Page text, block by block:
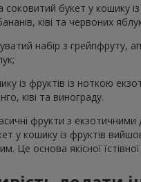
соковитий букет у кошику із
ківі та червоних
набір з грейпфруту,
із фруктів із ноткою
ківі та винограду.
фрукти з екзотичними
у кошику із фруктів
Це основа якісної їстівної